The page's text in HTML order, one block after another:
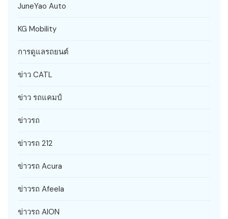
JuneYao Auto
KG Mobility
การดูแลรถยนต์
ข่าว CATL
ข่าว รถแคมป์
ข่าวรถ
ข่าวรถ 212
ข่าวรถ Acura
ข่าวรถ Afeela
ข่าวรถ AION